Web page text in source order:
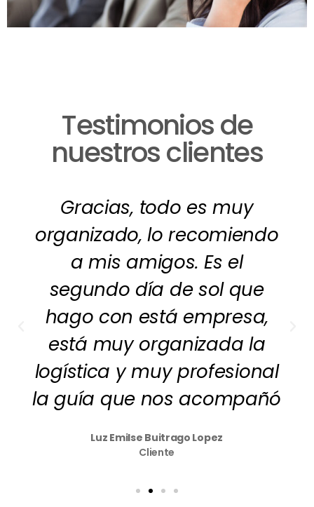
Testimonios de
nuestros clientes
Gracias, todo es muy
organizado, lo recomiendo
a mis amigos. Es el
segundo día de sol que
hago con está empresa,
está muy organizada la
logística y muy profesional
la guía que nos acompañó
Luz Emilse Buitrago Lopez
Cliente